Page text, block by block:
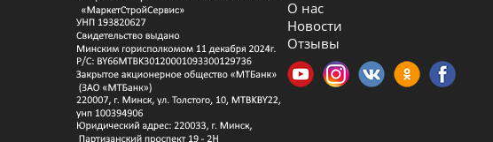
О нас
Новости
Отзывы